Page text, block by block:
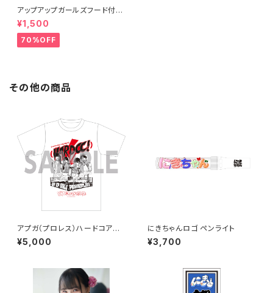
アップアップガールズフード付き
タオル
¥1,500
70%OFF
その他の商品
アプガ（プロレス）ハードコアチ
ョコレートコラボTシャツ2025
白
¥5,000
にきちゃんロゴ ペンライト
¥3,700